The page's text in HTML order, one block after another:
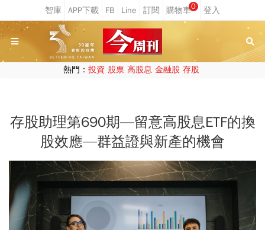
0
熱門： 投資 股票 高股息 金融股 存股
存股助理第690期—留意高股息ETF的換
股效應—群益證與新產的機會